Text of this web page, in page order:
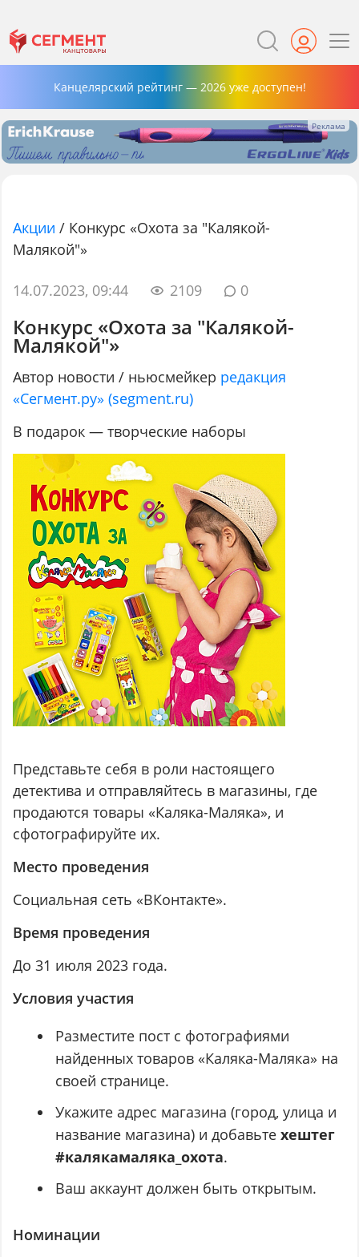
Канцелярский рейтинг — 2026 уже доступен!
Акции / Конкурс «Охота за "Калякой-
Малякой"»
14.07.2023, 09:44 2109 0
Конкурс «Охота за "Калякой-
Малякой"»
Автор новости / ньюсмейкер редакция
«Сегмент.ру» (segment.ru)
В подарок — творческие наборы
Представьте себя в роли настоящего
детектива и отправляйтесь в магазины, где
продаются товары «Каляка-Маляка», и
сфотографируйте их.
Место проведения
Социальная сеть «ВКонтакте».
Время проведения
До 31 июля 2023 года.
Условия участия
Разместите пост с фотографиями
найденных товаров «Каляка-Маляка» на
своей странице.
Укажите адрес магазина (город, улица и
название магазина) и добавьтехештег
#калякамаляка_охота.
Ваш аккаунт должен быть открытым.
Номинации